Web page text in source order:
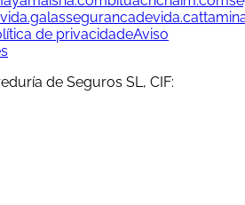
assegurancadevida.cat
de privacidadeAviso
de Seguros SL, CIF: